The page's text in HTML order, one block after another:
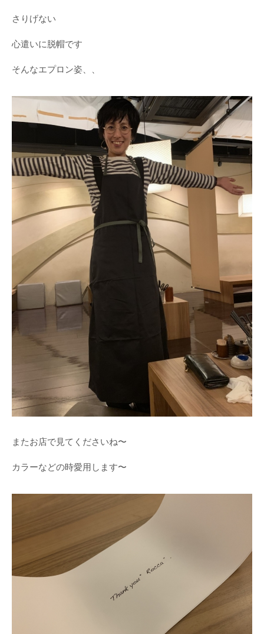
さりげない
心遣いに脱帽です
そんなエプロン姿、、
またお店で見てくださいね〜
カラーなどの時愛用します〜